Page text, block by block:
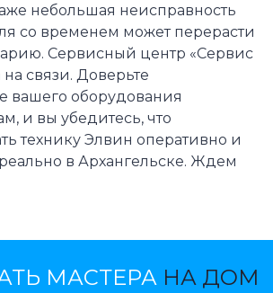
небольшая неисправность
со временем может перерасти
Сервисный центр «Сервис
на связи. Доверьте
вашего оборудования
и вы убедитесь, что
технику Элвин оперативно и
в Архангельске. Ждем
МАСТЕРА НА ДОМ